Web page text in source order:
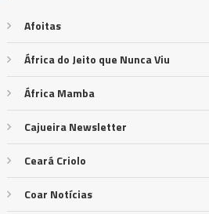
Afoitas
África do Jeito que Nunca Viu
África Mamba
Cajueira Newsletter
Ceará Criolo
Coar Notícias